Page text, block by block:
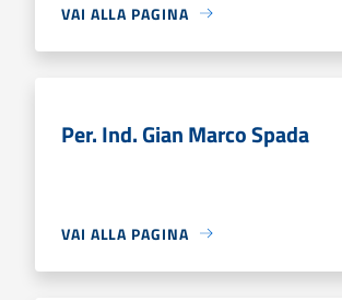
VAI ALLA PAGINA
Per. Ind. Gian Marco Spada
VAI ALLA PAGINA